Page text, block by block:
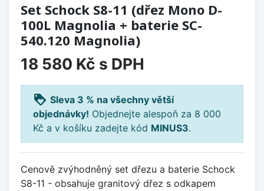
Set Schock S8-11 (dřez Mono D-
100L Magnolia + baterie SC-
540.120 Magnolia)
18 580 Kč s DPH
loyalty Sleva 3 % na všechny větší
objednávky! Objednejte alespoň za 8 000
Kč a v košíku zadejte kód MINUS3.
Cenově zvýhodněný set dřezu a baterie Schock
S8-11 - obsahuje granitový dřez s odkapem